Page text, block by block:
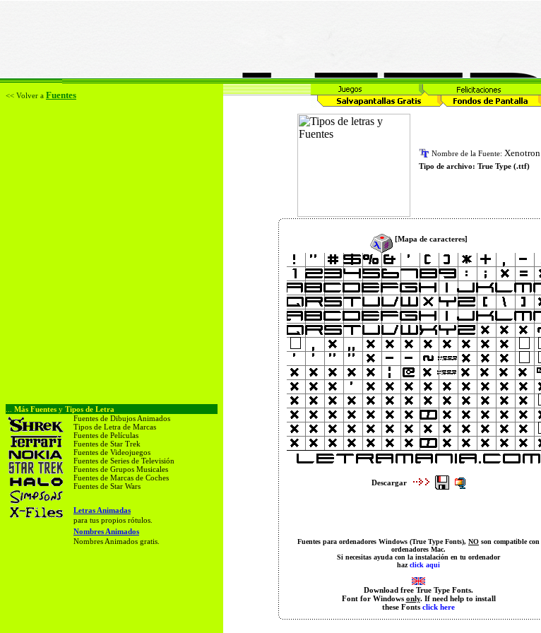
<< Volver a Fuentes
Más Fuentes y Tipos de Letra
Fuentes de Dibujos Animados
Tipos de Letra de Marcas
Fuentes de Películas
Fuentes de Star Trek
Fuentes de Videojuegos
Fuentes de Series de Televisión
Fuentes de Grupos Musicales
Fuentes de Marcas de Coches
Fuentes de Star Wars
Letras Animadas
para tus propios rótulos.
Nombres Animados
Nombres Animados gratis.
Nombre de la Fuente: Xenotron
Tipo de archivo: True Type (.ttf)
[Mapa de caracteres]
Descargar
Fuentes para ordenadores Windows (True Type Fonts), NO son compatible con
ordenadores Mac.
Si necesitas ayuda con la instalación en tu ordenador
hazclick aqui
Download free True Type Fonts.
Font for Windows only. If need help to install
these Fonts click here